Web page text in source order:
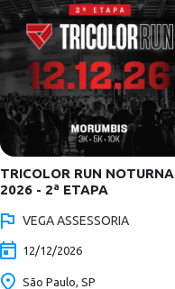
TRICOLOR RUN NOTURNA
2026 - 2ª ETAPA
VEGA ASSESSORIA
12/12/2026
São Paulo, SP